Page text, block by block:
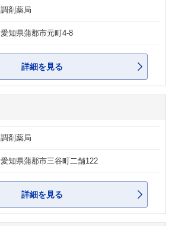
調剤薬局
愛知県蒲郡市元町4-8
詳細を見る
調剤薬局
愛知県蒲郡市三谷町二舗122
詳細を見る